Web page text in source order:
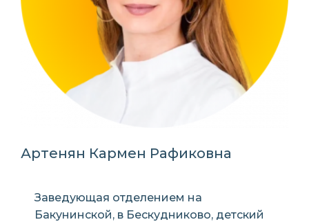
Артенян Кармен Рафиковна
Заведующая отделением на
Бакунинской, в Бескудниково, детский